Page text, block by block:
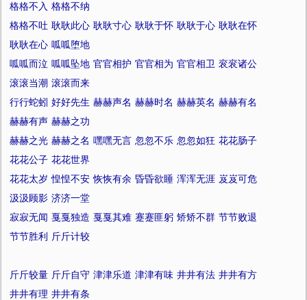
格格不入 格格不纳
格格不吐 耿耿此心 耿耿寸心 耿耿于怀 耿耿于心 耿耿在怀
耿耿在心 呱呱堕地
呱呱而泣 呱呱坠地 官官相护 官官相为 官官相卫 衮衮诸公
滚滚当潮 滚滚而来
行行蛇蚓 好好先生 赫赫声名 赫赫时名 赫赫英名 赫赫有名
赫赫有声 赫赫之功
赫赫之光 赫赫之名 嘿嘿无言 忽忽不乐 忽忽如狂 花花肠子
花花公子 花花世界
花花太岁 惶惶不安 恢恢有余 昏昏欲睡 浑浑无涯 岌岌可危
汲汲顾影 济济一堂
寂寂无闻 戛戛独造 戛戛其难 蹇蹇匪躬 矫矫不群 节节败退
节节胜利
斤斤计较
斤斤较量 斤斤自守 津津乐道 津津有味 井井有法 井井有方
井井有理 井井有条